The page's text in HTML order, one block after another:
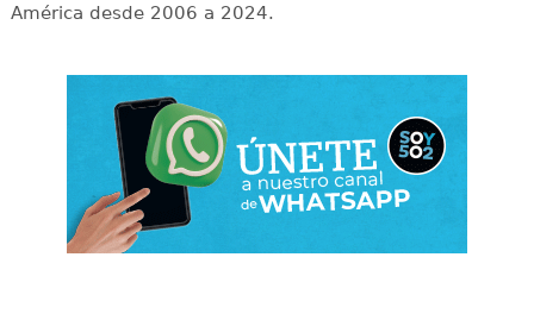
América desde 2006 a 2024.